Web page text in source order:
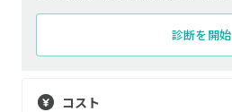
診断を開始
コスト